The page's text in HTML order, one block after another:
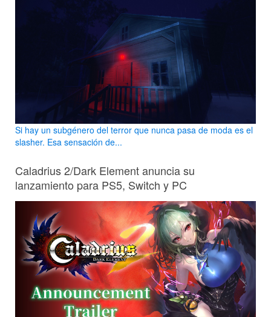
Si hay un subgénero del terror que nunca pasa de moda es el
slasher. Esa sensación de...
Caladrius 2/Dark Element anuncia su
lanzamiento para PS5, Switch y PC